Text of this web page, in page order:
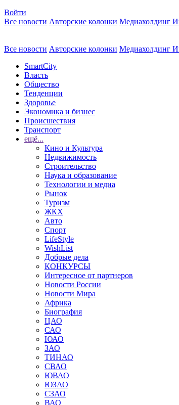
Войти
Все новости Авторские колонки Медиахолдинг
Все новости Авторские колонки Медиахолдинг
SmartCity
Власть
Общество
Тенденции
Здоровье
Экономика и бизнес
Происшествия
Транспорт
ещё...
Кино и Культура
Недвижимость
Строительство
Наука и образование
Технологии и медиа
Рынок
Туризм
ЖКХ
Авто
Спорт
LifeStyle
WishList
Добрые дела
КОНКУРСЫ
Интересное от партнеров
Новости России
Новости Мира
Африка
Биография
ЦАО
САО
ЮАО
ЗАО
ТИНАО
СВАО
ЮВАО
ЮЗАО
СЗАО
ВАО